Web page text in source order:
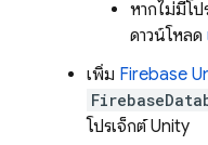
หากไม่มีโ
ดาวน์โหลด
เพิ่ม Firebase
โปรเจ็กต์ Unity